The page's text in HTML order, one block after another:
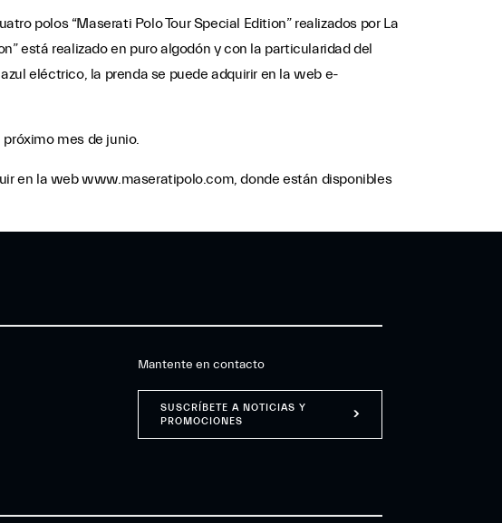
polos “Maserati Polo Tour Special Edition” realizados por La
está realizado en puro algodón y con la particularidad del
eléctrico, la prenda se puede adquirir en la web e-
mes de junio.
en la web www.maseratipolo.com, donde están disponibles
Mantente en contacto
SUSCRÍBETE A NOTICIAS Y
PROMOCIONES